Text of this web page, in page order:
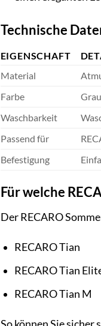
Technische
EIGENSCHAFT
Material
Farbe
Grau
Waschbarkeit
Passend für
Befestigung
Für welche
Der RECARO
RECARO Tian
RECARO Tian
RECARO Tian M